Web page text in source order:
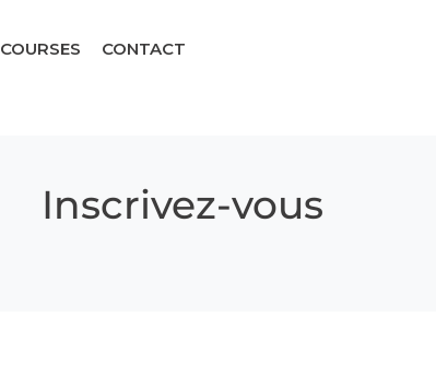
COURSES
CONTACT
Inscrivez-vous